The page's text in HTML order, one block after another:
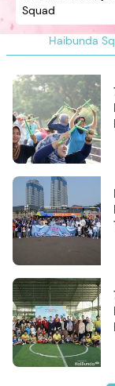
Haibunda
Squad